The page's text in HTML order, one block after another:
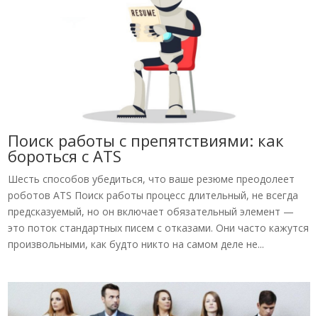
Поиск работы с препятствиями: как
бороться с ATS
Шесть способов убедиться, что ваше резюме преодолеет
роботов ATS Поиск работы процесс длительный, не всегда
предсказуемый, но он включает обязательный элемент —
это поток стандартных писем с отказами. Они часто кажутся
произвольными, как будто никто на самом деле не...